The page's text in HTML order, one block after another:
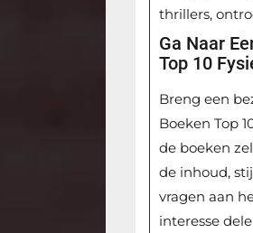
thrillers,
Ga Naar
Top 10
Breng een
Boeken Top
de boeken
de inhoud,
vragen aan
interesse